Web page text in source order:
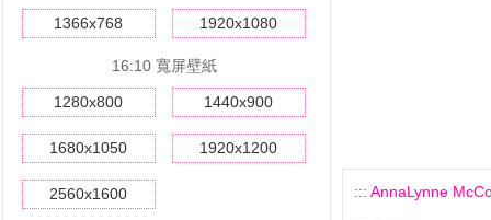
1366x768 1920x1080
16:10 寬屏壁紙
1280x800 1440x900
1680x1050 1920x1200
2560x1600 ::: AnnaLynne